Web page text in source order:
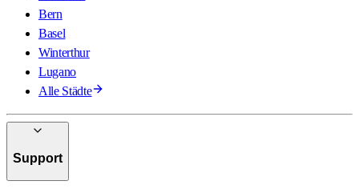
Bern
Basel
Winterthur
Lugano
Alle Städte
Support